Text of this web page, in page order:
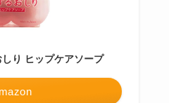
り ヒップケアソープ